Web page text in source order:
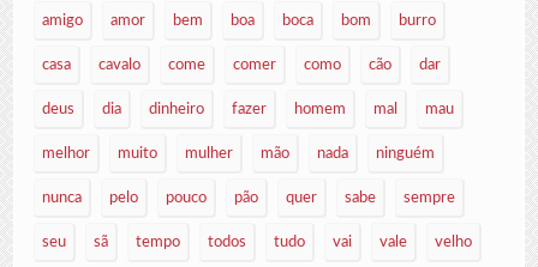
amigo amor bem boa boca bom burro
casa cavalo come comer como cão dar
deus dia dinheiro fazer homem mal mau
melhor muito mulher mão nada ninguém
nunca pelo pouco pão quer sabe sempre
seu sã tempo todos tudo vai vale velho